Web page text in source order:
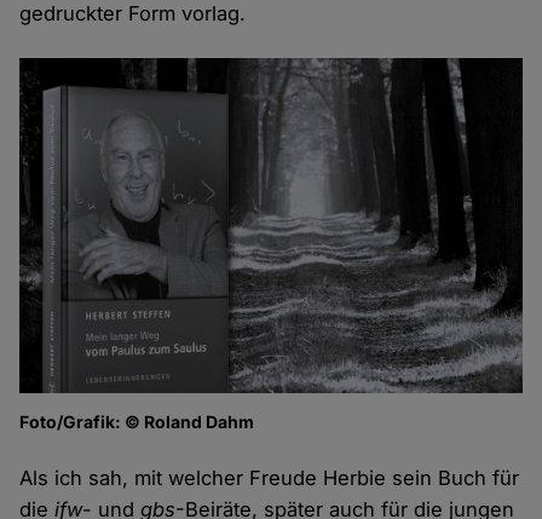
gedruckter Form vorlag.
Foto/Grafik: © Roland Dahm
Als ich sah, mit welcher Freude Herbie sein Buch für
dieifw- undgbs-Beiräte, später auch für die jungen